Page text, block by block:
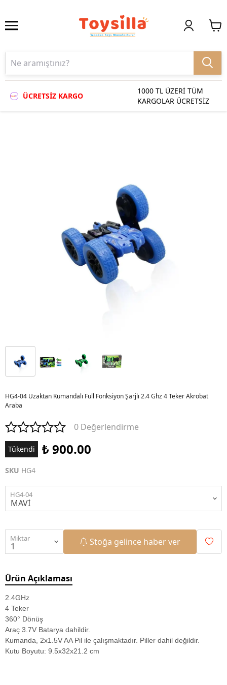
ÜCRETSİZ KARGO
1000 TL ÜZERİ TÜM
KARGOLAR ÜCRETSİZ
HG4-04 Uzaktan Kumandalı Full Fonksiyon Şarjlı 2.4 Ghz 4 Teker Akrobat
Araba
0 Değerlendirme
Tükendi ₺ 900.00
SKU HG4
HG4-04
Miktar Stoğa gelince haber ver
Ürün Açıklaması
2.4GHz
4 Teker
360° Dönüş
Araç 3.7V Batarya dahildir.
Kumanda, 2x1.5V AA Pil ile çalışmaktadır. Piller dahil değildir.
Kutu Boyutu: 9.5x32x21.2 cm